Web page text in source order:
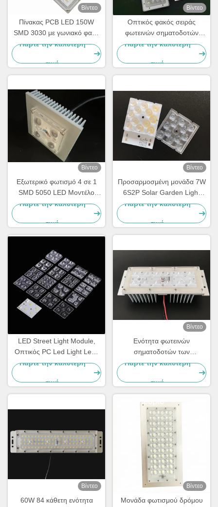
Βίντεο
Πίνακας PCB LED 150W
SMD 3030 με γωνιακό φακό
δέσμης TYPE2-M για μονάδα
Πάρτε την καλύτερη
τιμή
Βίντεο
Οπτικός φακός σειράς
φωτεινών σηματοδοτών
ενότητας PCB ενότητας 50W
SMD3030 λαμπτήρων οδών
PC
Πάρτε την καλύτερη
τιμή
Βίντεο
Εξωτερικό φωτισμό 4 σε 1
SMD 5050 LED Μοντέλο
10W-15W με 150x75
βαθμούς φακό Αδιάβροχο
Πάρτε την καλύτερη
τιμή
Βίντεο
Προσαρμοσμένη μονάδα 7W
6S2P Solar Garden Light
PCB Board 3030SMD
Πάρτε την καλύτερη
τιμή
LED Street Light Module,
Οπτικός PC Led Light Lens
Για οδικό φωτισμό τύπου II
Πάρτε την καλύτερη
τιμή
Βίντεο
Ενότητα φωτεινών
σηματοδοτών των
οδηγήσεων 12LED
Heatsink
Πάρτε την καλύτερη
τιμή
Βίντεο
60W 84 κάθετη ενότητα
Βίντεο
Μονάδα φωτισμού δρόμου